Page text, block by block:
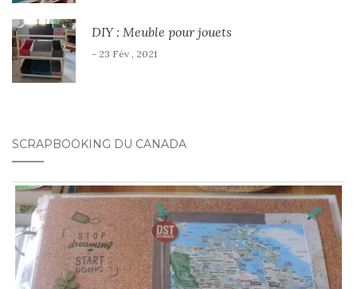
DIY : Meuble pour jouets
- 23 Fév , 2021
SCRAPBOOKING DU CANADA